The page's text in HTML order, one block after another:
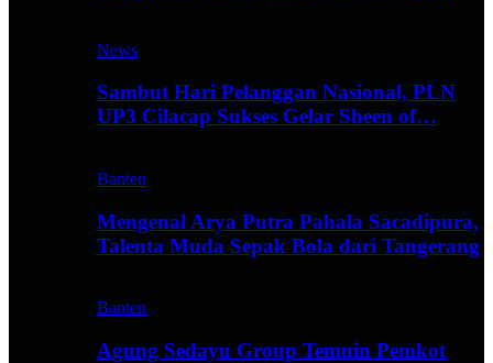
News
Sambut Hari Pelanggan Nasional, PLN
UP3 Cilacap Sukses Gelar Sheen of…
Banten
Mengenal Arya Putra Pahala Sacadipura,
Talenta Muda Sepak Bola dari Tangerang
Banten
Agung Sedayu Group Temuin Pemkot